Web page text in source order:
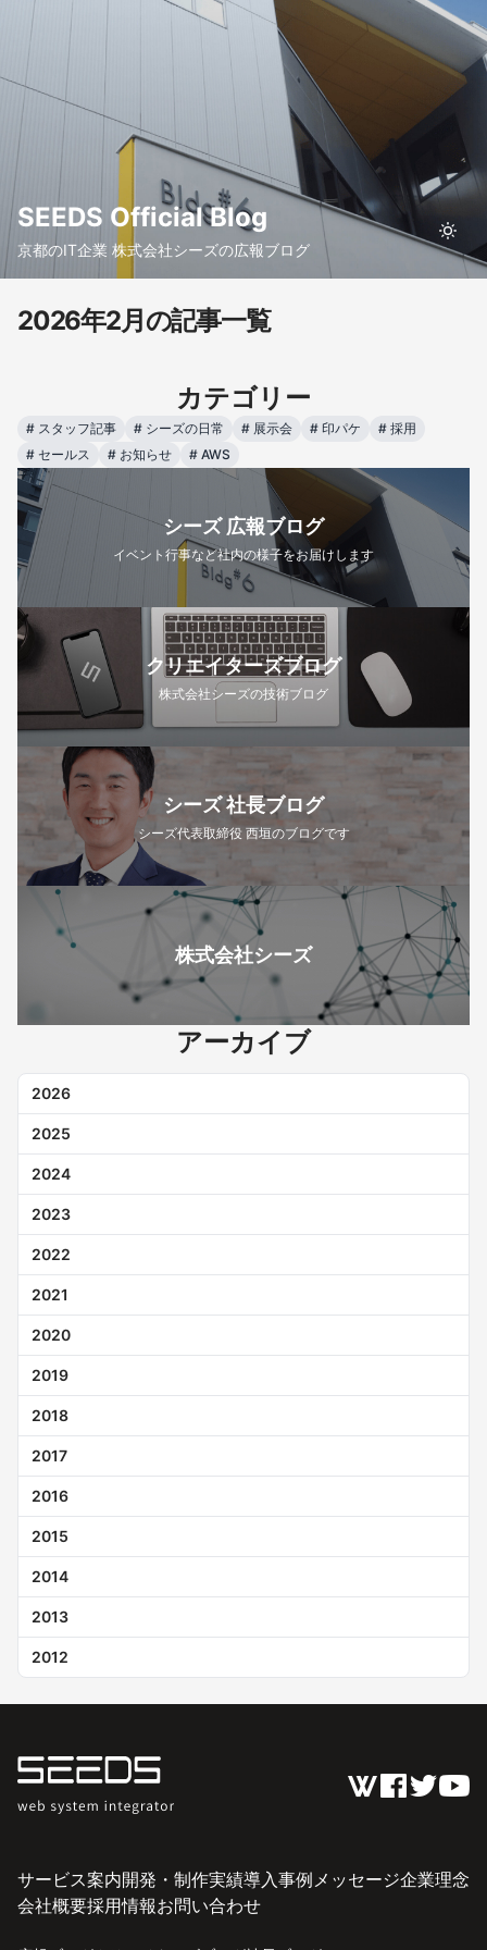
SEEDS Official Blog
京都のIT企業 株式会社シーズの広報ブログ
2026年2月の記事一覧
カテゴリー
# スタッフ記事 # シーズの日常 # 展示会 # 印パケ # 採用
# セールス # お知らせ # AWS
シーズ 広報ブログ
イベント行事など社内の様子をお届けします
クリエイターズブログ
株式会社シーズの技術ブログ
シーズ 社長ブログ
シーズ代表取締役 西垣のブログです
株式会社シーズ
アーカイブ
2026
2025
2024
2023
2022
2021
2020
2019
2018
2017
2016
2015
2014
2013
2012
サービス案内開発・制作実績導入事例メッセージ企業理念
会社概要採用情報お問い合わせ